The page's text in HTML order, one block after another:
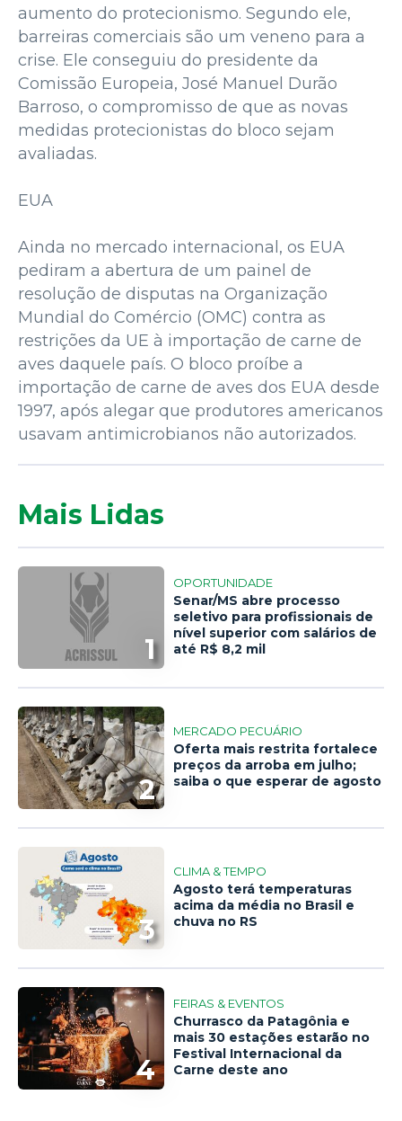
aumento do protecionismo. Segundo ele,
barreiras comerciais são um veneno para a
crise. Ele conseguiu do presidente da
Comissão Europeia, José Manuel Durão
Barroso, o compromisso de que as novas
medidas protecionistas do bloco sejam
avaliadas.
EUA
Ainda no mercado internacional, os EUA
pediram a abertura de um painel de
resolução de disputas na Organização
Mundial do Comércio (OMC) contra as
restrições da UE à importação de carne de
aves daquele país. O bloco proíbe a
importação de carne de aves dos EUA desde
1997, após alegar que produtores americanos
usavam antimicrobianos não autorizados.
Mais Lidas
1
OPORTUNIDADE
Senar/MS abre processo
seletivo para profissionais de
nível superior com salários de
até R$ 8,2 mil
2
MERCADO PECUÁRIO
Oferta mais restrita fortalece
preços da arroba em julho;
saiba o que esperar de agosto
3
CLIMA & TEMPO
Agosto terá temperaturas
acima da média no Brasil e
chuva no RS
4
FEIRAS & EVENTOS
Churrasco da Patagônia e
mais 30 estações estarão no
Festival Internacional da
Carne deste ano